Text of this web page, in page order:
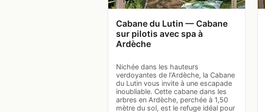
Cabane du Lutin — Cabane
sur pilotis avec spa à
Ardèche
Nichée dans les hauteurs
verdoyantes de l'Ardèche, la Cabane
du Lutin vous invite à une escapade
inoubliable. Cette cabane dans les
arbres en Ardèche, perchée à 1,50
mètre du sol, est le refuge idéal pour